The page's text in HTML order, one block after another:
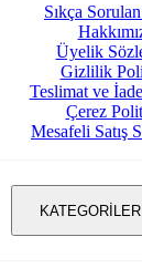
Sıkça
Üyelik
Gizlilik
Teslimat ve
Çerez
Mesafeli Satış
KATEGORİLER